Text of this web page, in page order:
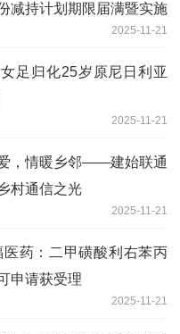
减持计划期限届满暨实施
2025-11-21
足归化25岁原尼日利亚
2025-11-21
，情暖乡邻——建始联通
村通信之光
2025-11-21
医药：二甲磺酸利右苯丙
申请获受理
2025-11-21